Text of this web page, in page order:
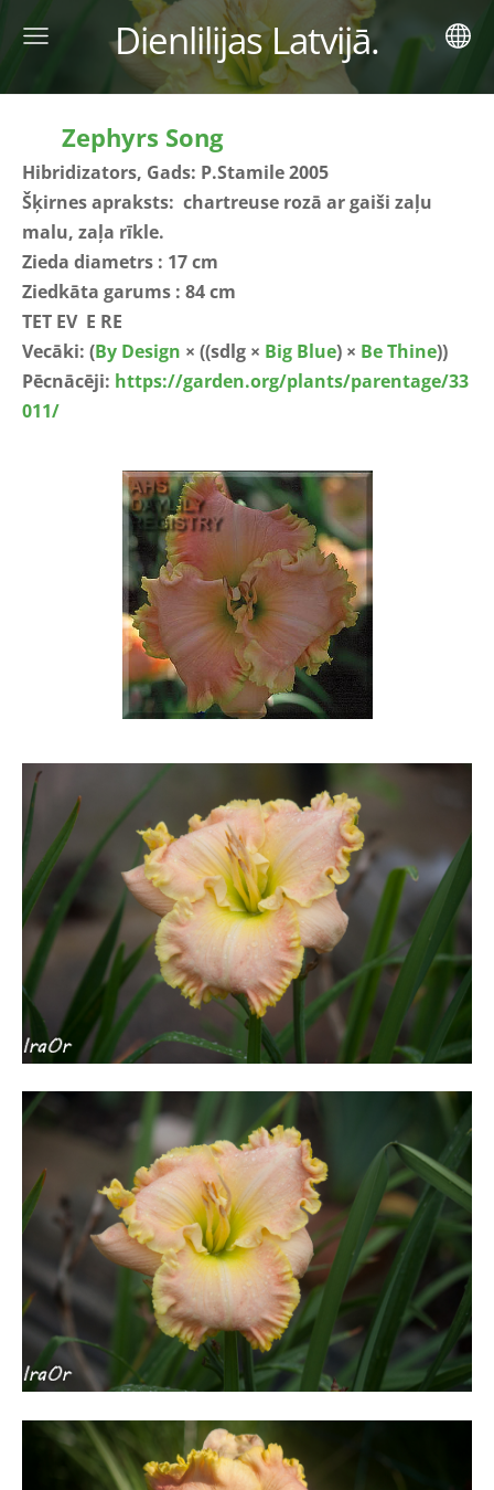
Dienlilijas Latvijā.
Zephyrs Song
Hibridizators, Gads: P.Stamile 2005
Šķirnes apraksts: chartreuse rozā ar gaiši zaļu
malu, zaļa rīkle.
Zieda diametrs : 17 cm
Ziedkāta garums : 84 cm
TET EV E RE
Vecāki: (By Design × ((sdlg × Big Blue) × Be Thine))
Pēcnācēji: https://garden.org/plants/parentage/33
011/